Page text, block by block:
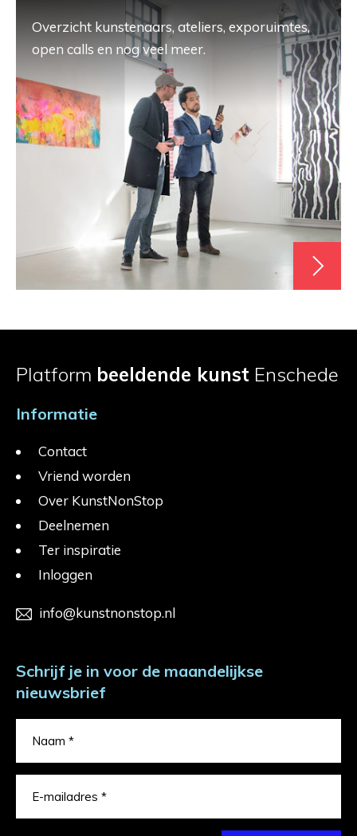
Overzicht kunstenaars, ateliers, exporuimtes,
open calls en nog veel meer.
Platform beeldende kunst Enschede
Informatie
Contact
Vriend worden
Over KunstNonStop
Deelnemen
Ter inspiratie
Inloggen
info@kunstnonstop.nl
Schrijf je in voor de maandelijkse
nieuwsbrief